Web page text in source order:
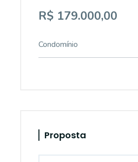
R$ 179.000,00
Condomínio
Proposta